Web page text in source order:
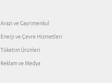
Arazi ve Gayrimenkul
Enerji ve Çevre Hizmetleri
Tüketim Ürünleri
Reklam ve Medya